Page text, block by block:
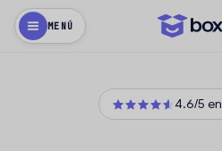
MENÚ
4.6/5 en